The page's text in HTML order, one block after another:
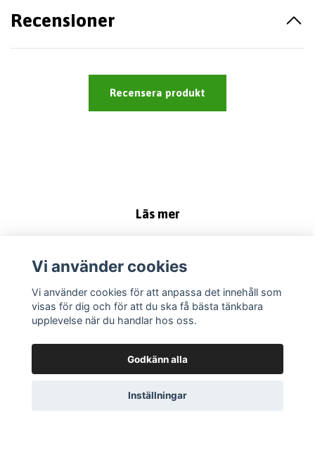
Recensioner
Recensera produkt
Läs mer
Köpvillkor
Instruktioner
Sociala medier
Vi använder cookies
Vi använder cookies för att anpassa det innehåll som
visas för dig och för att du ska få bästa tänkbara
upplevelse när du handlar hos oss.
Godkänn alla
Inställningar